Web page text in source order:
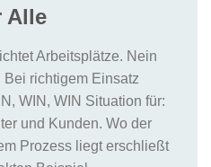
Alle
Arbeitsplätze. Nein
richtigem Einsatz
WIN, WIN Situation für:
und Kunden. Wo der
Prozess liegt erschließt